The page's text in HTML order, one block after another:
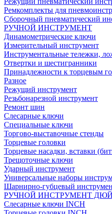
Ремкомплекты для
Сборочный пневматический
РУЧНОЙ ИНСТРУМЕНТ
Динамометрические ключи
Измерительный инструмент
Инструментальные тележки,
Отвертки и шестигранники
Принадлежности к торцевым
Разное
Режущий инструмент
Резьбонарезной инструмент
Ремонт шин
Слесарные ключи
Специальные ключи
Торгово-выставочные стенды
Торцевые головки
Торцевые насадки, вставки
Трещоточные ключи
Ударный инструмент
Универсальные наборы
Шарнирно-губцевый
РУЧНОЙ ИНСТРУМЕНТ
Слесарные ключи INCH